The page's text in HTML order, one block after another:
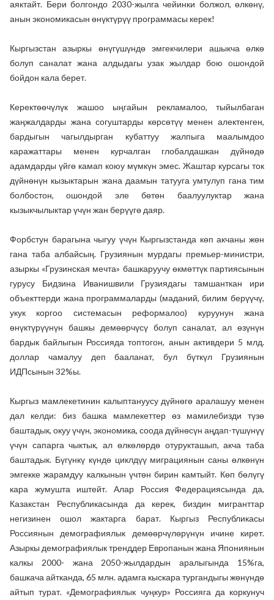
аяктайт. Бери болгондо 2030-жылга чейинки болжол, өлкөнү,
анын экономикасын өнүктүрүү программасы керек!
Кыргызстан азыркы өнүгүшүндө эмгекчилери ашыкча өлкө
болуп саналат жана алдыдагы узак жылдар бою ошондой
бойдон кала берет.
Керектөөчүлүк жашоо ыңгайын рекламалоо, тыйылбаган
жаңжалдарды жана согуштарды көрсөтүү менен алектенген,
бардыгын чагылдырган кубаттуу жалпыга маалымдоо
каражаттары менен курчалган глобалдашкан дүйнөдө
адамдарды үйгө камап коюу мүмкүн эмес. Жаштар курсагы ток
дүйнөнүн кызыктарын жана даамын татууга умтулуп гана тим
болбостон, ошондой эле бөтөн баалуулуктар жана
кызыкчылыктар үчүн жан берүүгө даяр.
Форбстун барагына чыгуу үчүн Кыргызстанда көп акчаны жөн
гана таба албайсың. Грузиянын мурдагы премьер-министри,
азыркы «Грузинская мечта» башкаруучу өкмөттүк партиясынын
гурусу Бидзина Иванишвили Грузиядагы тамшанткан ири
объекттерди жана программаларды (маданий, билим берүүчү,
укук коргоо системасын реформалоо) куруунун жана
өнүктүрүүнүн башкы демөөрчүсү болуп саналат, ал өзүнүн
бардык байлыгын Россияда топтогон, анын активдери 5 млд.
доллар чамалуу деп бааланат, бул бүткүл Грузиянын
ИДПсынын 32%ы.
Кыргыз мамлекетинин калыптануусу дүйнөгө аралашуу менен
дал келди: биз башка мамлекеттер өз мамилебизди түзө
баштадык, окуу үчүн, экономика, соода дүйнөсүн аңдап-түшүнүү
үчүн сапарга чыктык, ал өлкөлөрдө отурукташып, акча таба
баштадык. Бүгүнкү күндө циклдүү миграциянын саны өлкөнүн
эмгекке жарамдуу калкынын үчтөн бирин камтыйт. Көп бөлүгү
кара жумушта иштейт. Алар Россия Федерациясында да,
Казакстан Республикасында да керек, биздин мигранттар
негизинен ошол жактарга барат. Кыргыз Республикасы
Россиянын демографиялык демөөрчүлөрүнүн ичине кирет.
Азыркы демографиялык тренддер Европанын жана Япониянын
калкы 2000- жана 2050-жылдардын аралыгында 15%га,
башкача айтканда, 65 млн. адамга кыскара тургандыгы жөнүндө
айтып турат. «Демографиялык чуңкур» Россияга да коркунуч